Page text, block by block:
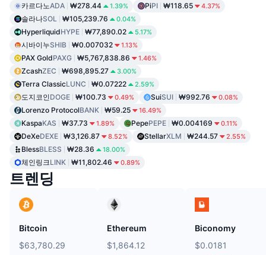
카르다노ADA ₩278.44 1.39% PiPI ₩118.65 4.37%
솔라나SOL ₩105,239.76 0.04%
HyperliquidHYPE ₩77,890.02 5.17%
시바이누SHIB ₩0.007032 1.13%
PAX GoldPAXG ₩5,767,838.86 1.46%
ZcashZEC ₩698,895.27 3.00%
Terra ClassicLUNC ₩0.07222 2.59%
도지코인DOGE ₩100.73 0.49% SuiSUI ₩992.76 0.08%
Lorenzo ProtocolBANK ₩59.25 16.49%
KaspaKAS ₩37.73 1.89% PepePEPE ₩0.004169 0.11%
DeXeDEXE ₩3,126.87 8.52% StellarXLM ₩244.57 2.55%
BlessBLESS ₩28.36 18.00%
체인링크 LINK ₩11,802.46 0.89%
트렌딩
Bitcoin
$63,780.29
Ethereum
$1,864.12
Biconomy
$0.0181